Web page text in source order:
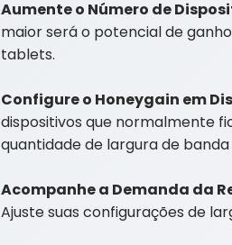
Aumente o Número de
maior será o potencial de
tablets.
Configure o Honeygain em
dispositivos que normalmente
quantidade de largura de
Acompanhe a Demanda da
Ajuste suas configurações de